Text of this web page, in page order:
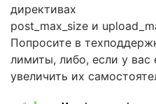
директивах
post_max_size и
Попросите в
лимиты, либо, если у вас
увеличить их